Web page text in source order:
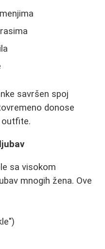
savršen spoj
donose
outfite.
sa visokom
mnogih žena. Ove